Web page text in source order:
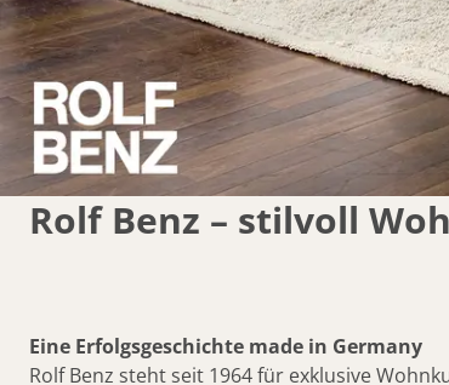
Rolf Benz – stilvoll
Eine Erfolgsgeschichte made in Germany
Rolf Benz steht seit 1964 für exklusive